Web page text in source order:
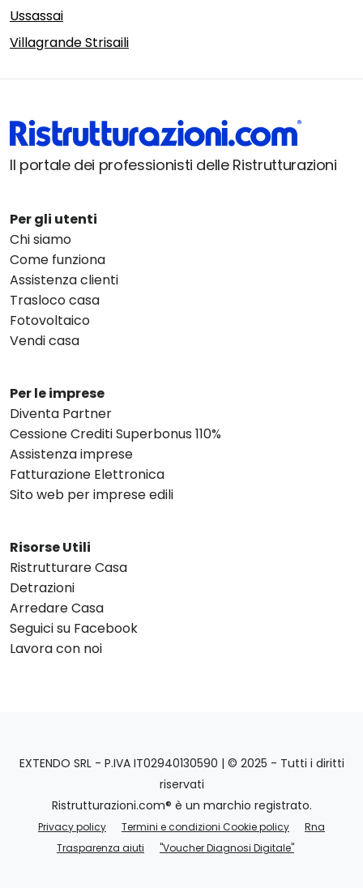
Ussassai
Villagrande Strisaili
Il portale dei professionisti delle Ristrutturazioni
Per gli utenti
Chi siamo
Come funziona
Assistenza clienti
Trasloco casa
Fotovoltaico
Vendi casa
Per le imprese
Diventa Partner
Cessione Crediti Superbonus 110%
Assistenza imprese
Fatturazione Elettronica
Sito web per imprese edili
Risorse Utili
Ristrutturare Casa
Detrazioni
Arredare Casa
Seguici su Facebook
Lavora con noi
EXTENDO SRL - P.IVA IT02940130590 | © 2025 - Tutti i diritti
riservati
Ristrutturazioni.com® è un marchio registrato.
Privacy policy Termini e condizioni Cookie policy
Rna
Trasparenza aiuti
"Voucher Diagnosi Digitale"